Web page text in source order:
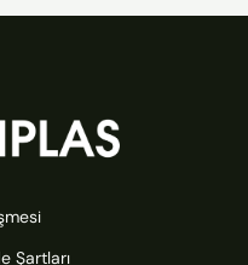
Şartları